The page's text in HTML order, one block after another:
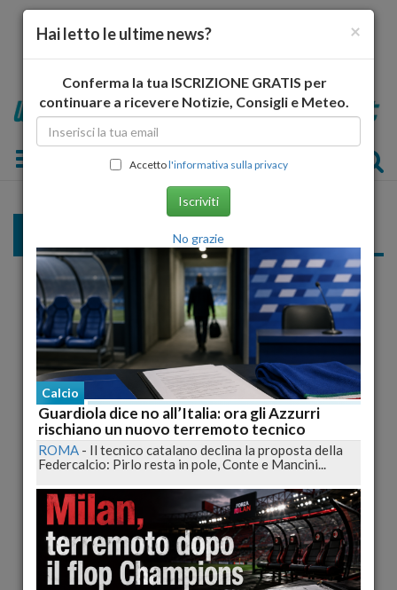
Toggle navigation
Gli Azzurri in Brasile
2 3 »
Mario Balotelli Mai Più in Azzurro dopo le Urla nello
Spogliatoio
L'Italia è fuori dal mondiale brasiliano e Mario Balotelli è fuori
dallanazionale azzurra. Questa...
pubblicato il 25/06/2014 13:34
×
Hai letto le ultime news?
Conferma la tua ISCRIZIONE GRATIS per
continuare a ricevere Notizie, Consigli e Meteo.
Accettol'informativa sulla privacy
Iscriviti
No grazie
Calcio
Guardiola dice no all’Italia: ora gli Azzurri
rischiano un nuovo terremoto tecnico
ROMA - Il tecnico catalano declina la proposta della
Federcalcio: Pirlo resta in pole, Conte e Mancini...